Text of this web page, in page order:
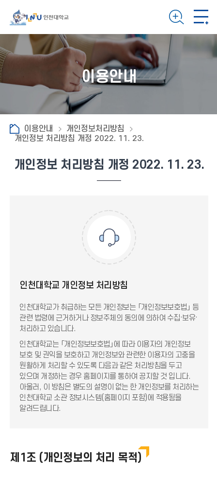
이용안내
이용안내
개인정보처리방침
개인정보 처리방침 개정 2022. 11. 23.
개인정보 처리방침 개정 2022. 11. 23.
인천대학교 개인정보 처리방침
인천대학교가 취급하는 모든 개인정보는 「개인정보보호법」 등
관련 법령에 근거하거나 정보주체의 동의에 의하여 수집·보유·
처리하고 있습니다.
인천대학교는 「개인정보보호법」에 따라 이용자의 개인정보
보호 및 권익을 보호하고 개인정보와 관련한 이용자의 고충을
원활하게 처리할 수 있도록 다음과 같은 처리방침을 두고
있으며 개정하는 경우 홈페이지를 통하여 공지할 것 입니다.
아울러, 이 방침은 별도의 설명이 없는 한 개인정보를 처리하는
인천대학교 소관 정보시스템(홈페이지 포함)에 적용됨을
알려드립니다.
제1조 (개인정보의 처리 목적)